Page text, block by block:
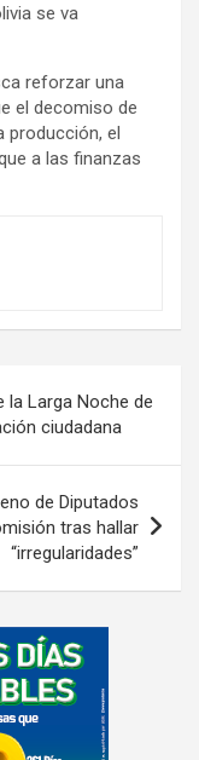
se va
reforzar una
el decomiso de
producción, el
a las finanzas
la Larga Noche de
ciudadana
de Diputados
tras hallar
“irregularidades”